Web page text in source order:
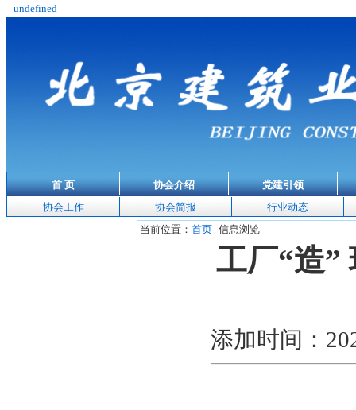
undefined
首 页 协会介绍
党建引领
协会工作
协会简报
行业动态
当前位置： 首页--信息浏览
工厂“造
添加时间：